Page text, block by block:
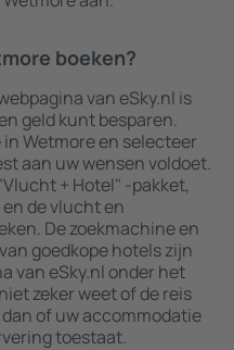
boeken?
van eSky.nl is
geld kunt besparen.
Wetmore en selecteer
aan uw wensen voldoet.
+ Hotel" -pakket,
de vlucht en
De zoekmachine en
goedkope hotels zijn
van eSky.nl onder het
zeker weet of de reis
of uw accommodatie
toestaat.